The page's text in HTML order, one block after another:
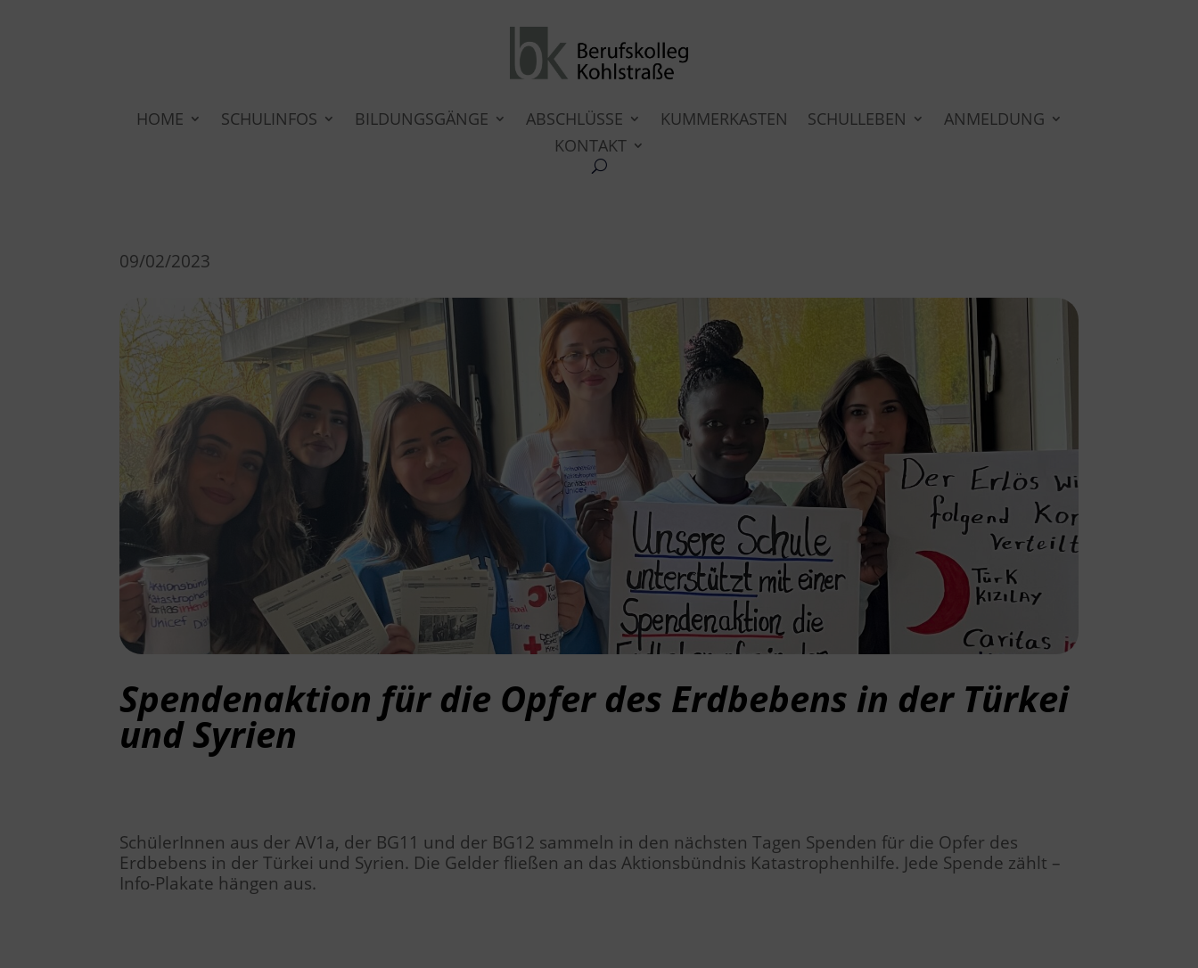
HOME SCHULINFOS BILDUNGSGÄNGE ABSCHLÜSSE KUMMERKASTEN SCHULLEBEN
ANMELDUNG
KONTAKT
09/02/2023
Spendenaktion für die Opfer des Erdbebens in der Türkei
und Syrien
SchülerInnen aus der AV1a, der BG11 und der BG12 sammeln in den nächsten Tagen Spenden für die Opfer des
Erdbebens in der Türkei und Syrien. Die Gelder fließen an das Aktionsbündnis Katastrophenhilfe. Jede Spende zählt –
Info-Plakate hängen aus.